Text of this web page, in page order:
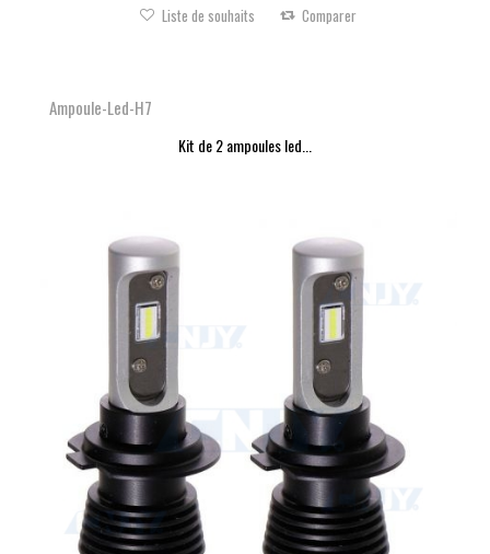
Liste de souhaits Comparer
Ampoule-Led-H7
Kit de 2 ampoules led...